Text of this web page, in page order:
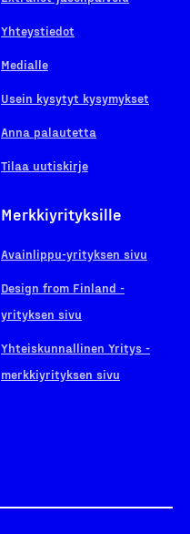
Yhteystiedot
Medialle
Usein kysytyt kysymykset
Anna palautetta
Tilaa uutiskirje
Merkkiyrityksille
Avainlippu-yrityksen sivu
Design from Finland -
yrityksen sivu
Yhteiskunnallinen Yritys -
merkkiyrityksen sivu